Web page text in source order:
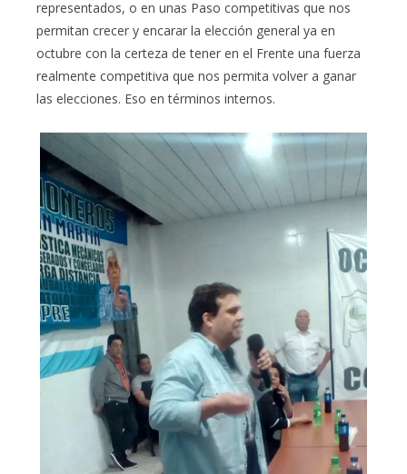
representados, o en unas Paso competitivas que nos
permitan crecer y encarar la elección general ya en
octubre con la certeza de tener en el Frente una fuerza
realmente competitiva que nos permita volver a ganar
las elecciones. Eso en términos internos.